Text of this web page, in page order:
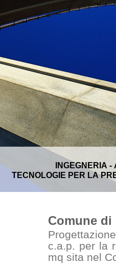
INGEGNERIA
TECNOLOGIE PER LA
Comune di
c.a.p. per la
mq sita nel